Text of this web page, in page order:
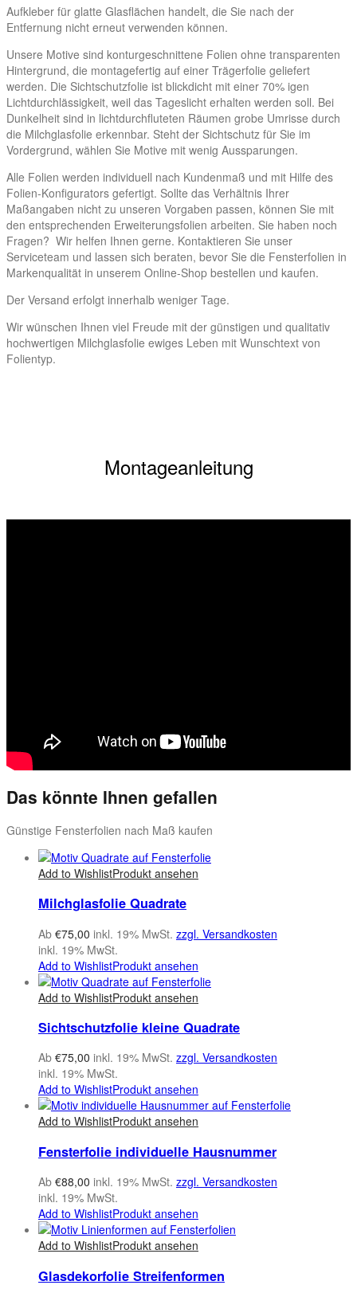
Aufkleber für glatte Glasflächen handelt, die Sie nach der
Entfernung nicht erneut verwenden können.
Unsere Motive sind konturgeschnittene Folien ohne transparenten
Hintergrund, die montagefertig auf einer Trägerfolie geliefert
werden. Die Sichtschutzfolie ist blickdicht mit einer 70% igen
Lichtdurchlässigkeit, weil das Tageslicht erhalten werden soll. Bei
Dunkelheit sind in lichtdurchfluteten Räumen grobe Umrisse durch
die Milchglasfolie erkennbar. Steht der Sichtschutz für Sie im
Vordergrund, wählen Sie Motive mit wenig Aussparungen.
Alle Folien werden individuell nach Kundenmaß und mit Hilfe des
Folien-Konfigurators gefertigt. Sollte das Verhältnis Ihrer
Maßangaben nicht zu unseren Vorgaben passen, können Sie mit
den entsprechenden Erweiterungsfolien arbeiten. Sie haben noch
Fragen? Wir helfen Ihnen gerne. Kontaktieren Sie unser
Serviceteam und lassen sich beraten, bevor Sie die Fensterfolien in
Markenqualität in unserem Online-Shop bestellen und kaufen.
Der Versand erfolgt innerhalb weniger Tage.
Wir wünschen Ihnen viel Freude mit der günstigen und qualitativ
hochwertigen Milchglasfolie ewiges Leben mit Wunschtext von
Folientyp.
Montageanleitung
Das könnte Ihnen gefallen
Günstige Fensterfolien nach Maß kaufen
Add to WishlistProdukt ansehen
Milchglasfolie Quadrate
Ab €75,00 inkl. 19% MwSt. zzgl. Versandkosten
inkl. 19% MwSt.
Add to WishlistProdukt ansehen
Add to WishlistProdukt ansehen
Sichtschutzfolie kleine Quadrate
Ab €75,00 inkl. 19% MwSt. zzgl. Versandkosten
inkl. 19% MwSt.
Add to WishlistProdukt ansehen
Add to WishlistProdukt ansehen
Fensterfolie individuelle Hausnummer
Ab €88,00 inkl. 19% MwSt. zzgl. Versandkosten
inkl. 19% MwSt.
Add to WishlistProdukt ansehen
Add to WishlistProdukt ansehen
Glasdekorfolie Streifenformen